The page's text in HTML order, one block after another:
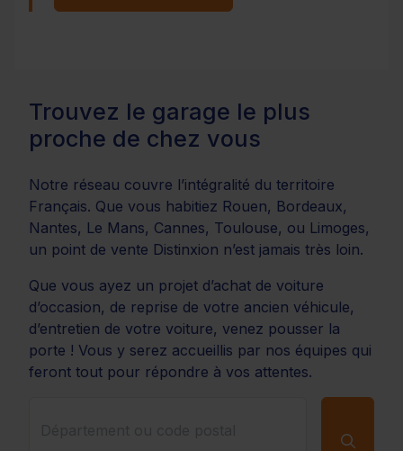
Trouvez le garage le plus
proche de chez vous
Notre réseau couvre l’intégralité du territoire
Français. Que vous habitiez Rouen, Bordeaux,
Nantes, Le Mans, Cannes, Toulouse, ou Limoges,
un point de vente Distinxion n’est jamais très loin.
Que vous ayez un projet d’achat de voiture
d’occasion, de reprise de votre ancien véhicule,
d’entretien de votre voiture, venez pousser la
porte ! Vous y serez accueillis par nos équipes qui
feront tout pour répondre à vos attentes.